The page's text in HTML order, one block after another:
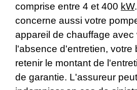
comprise entre 4 et 400 kW
concerne aussi votre
appareil de chauffage avec
l'absence d'entretien, votre
retenir le montant de
de garantie. L'assureur